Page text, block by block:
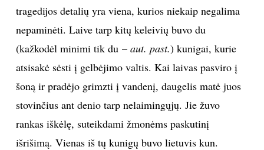
tragedijos detalių yra viena, kurios niekaip negalima
nepaminėti. Laive tarp kitų keleivių buvo du
(kažkodėl minimi tik du – aut. past.) kunigai, kurie
atsisakė sėsti į gelbėjimo valtis. Kai laivas pasviro į
šoną ir pradėjo grimzti į vandenį, daugelis matė juos
stovinčius ant denio tarp nelaimingųjų. Jie žuvo
rankas iškėlę, suteikdami žmonėms paskutinį
išrišimą. Vienas iš tų kunigų buvo lietuvis kun.